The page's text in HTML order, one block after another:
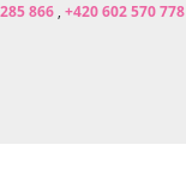
866 +420 602 570 778